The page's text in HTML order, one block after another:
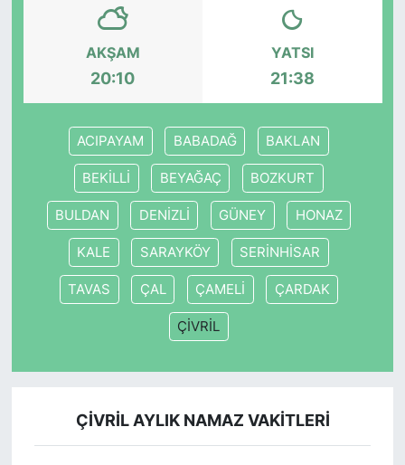
AKŞAM
20:10
YATSI
21:38
ACIPAYAM BABADAĞ BAKLAN
BEKİLLİ BEYAĞAÇ BOZKURT
BULDAN DENİZLİ GÜNEY HONAZ
KALE SARAYKÖY SERİNHİSAR
TAVAS ÇAL ÇAMELİ ÇARDAK
ÇİVRİL
ÇİVRİL AYLIK NAMAZ VAKITLERI
BİYOGRAFİLER